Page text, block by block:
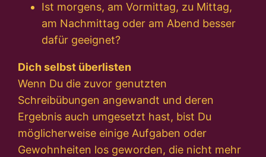
Ist morgens, am Vormittag, zu Mittag,
am Nachmittag oder am Abend besser
dafür geeignet?
Dich selbst überlisten
Wenn Du die zuvor genutzten
Schreibübungen angewandt und deren
Ergebnis auch umgesetzt hast, bist Du
möglicherweise einige Aufgaben oder
Gewohnheiten los geworden, die nicht mehr